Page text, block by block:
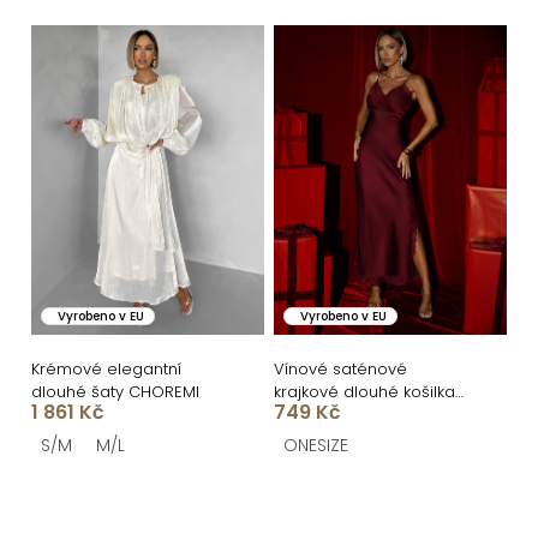
ů
Vyrobeno v EU
Krémové elegantní
dlouhé šaty CHOREMI
1 861 Kč
S/M M/L
Vyrobeno v EU
Vínové saténové
krajkové dlouhé košilka
šaty BLISSE
749 Kč
ONESIZE